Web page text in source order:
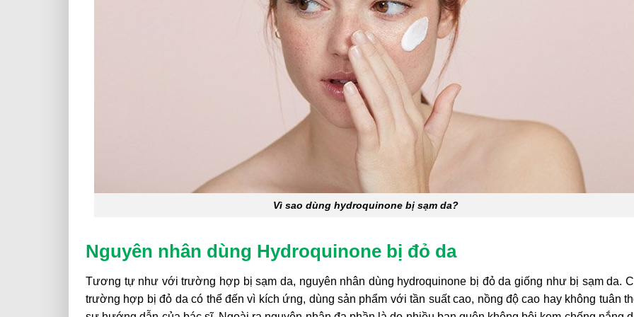
Vì sao dùng hydroquinone bị sạm da?
Nguyên nhân dùng Hydroquinone bị đỏ da
Tương tự như với trường hợp bị sạm da, nguyên nhân dùng hydroquinone bị đỏ da giống như bị sạm da.
trường hợp bị đỏ da có thể đến vì kích ứng, dùng sản phẩm với tần suất cao, nồng độ cao hay không tuân